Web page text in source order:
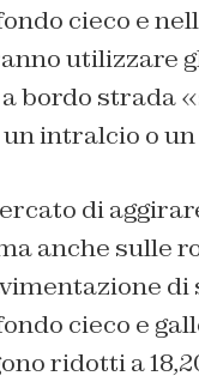
cieco e
utilizzare
bordo strada
intralcio o
di
anche sulle
cieco e
ridotti a